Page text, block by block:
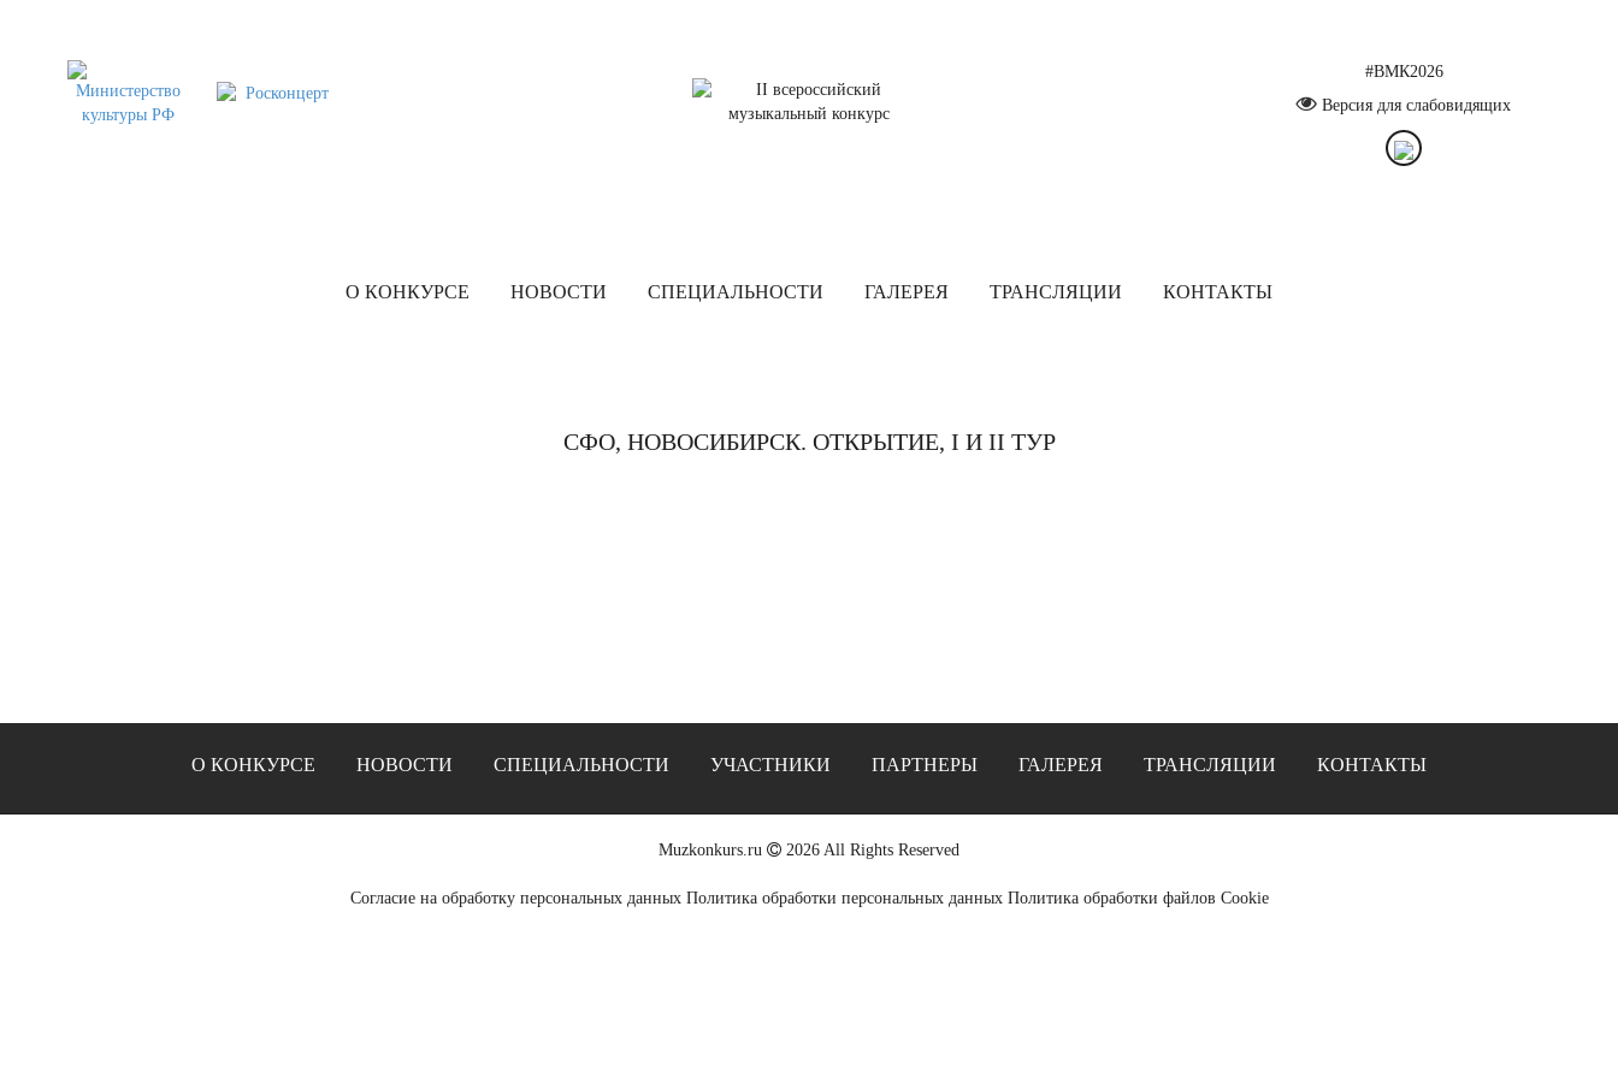
#ВМК2026
Версия для слабовидящих
О КОНКУРСЕ НОВОСТИ СПЕЦИАЛЬНОСТИ ГАЛЕРЕЯ ТРАНСЛЯЦИИ КОНТАКТЫ
СФО, НОВОСИБИРСК. ОТКРЫТИЕ, I И II ТУР
О КОНКУРСЕ НОВОСТИ СПЕЦИАЛЬНОСТИ УЧАСТНИКИ ПАРТНЕРЫ ГАЛЕРЕЯ ТРАНСЛЯЦИИ КОНТАКТЫ
Muzkonkurs.ru 2026 All Rights Reserved
Согласие на обработку персональных данных Политика обработки персональных данных Политика обработки файлов Cookie